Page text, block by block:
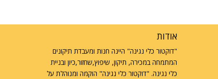
אודות
"דוקטור כלי נגינה" היינה חנות ומעבדת תיקונים
המתמחה במכירה, תיקון, שיפוץ,שחזור,כיון ובניית
כלי נגינה. "דוקטור כלי נגינה" הוקמה ומנוהלת על